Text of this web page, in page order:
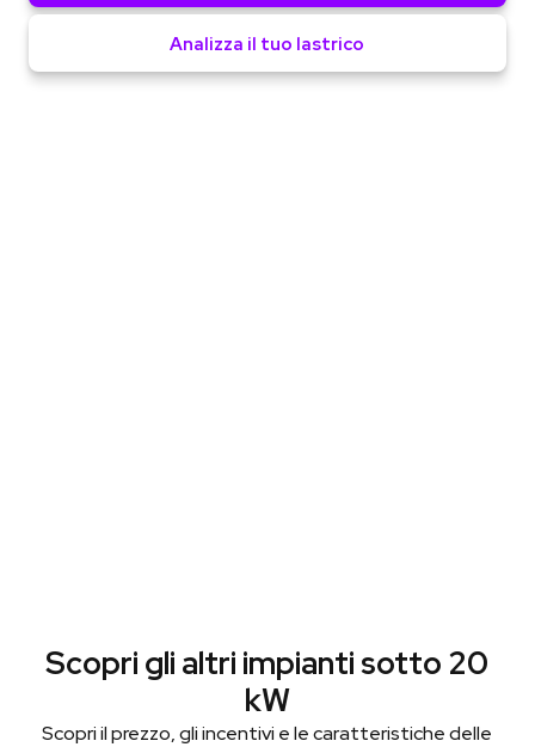
Analizza il tuo lastrico
Scopri gli altri impianti sotto 20
kW
Scopri il prezzo, gli incentivi e le caratteristiche delle